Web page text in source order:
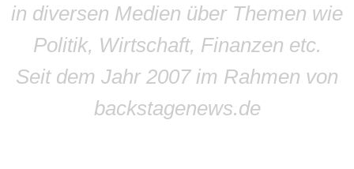
in diversen Medien über Themen wie
Politik, Wirtschaft, Finanzen etc.
Seit dem Jahr 2007 im Rahmen von
backstagenews.de